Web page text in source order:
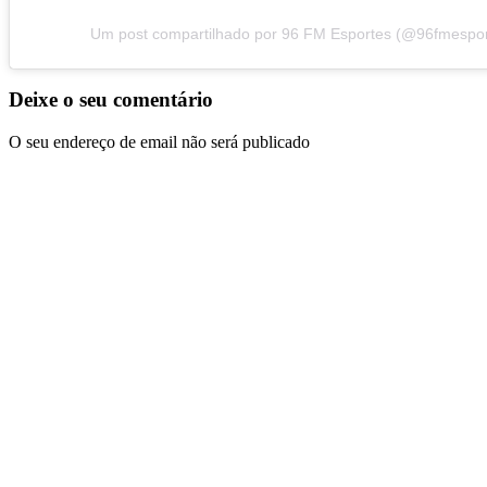
Um post compartilhado por 96 FM Esportes
Deixe o seu comentário
O seu endereço de email não será publicado